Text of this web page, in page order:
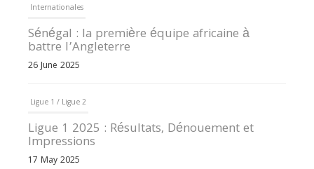
Internationales
Sénégal : la première équipe africaine à
battre l’Angleterre
26 June 2025
Ligue 1 / Ligue 2
Ligue 1 2025 : Résultats, Dénouement et
Impressions
17 May 2025